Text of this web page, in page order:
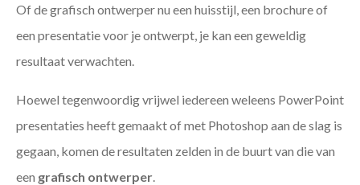
Of de grafisch ontwerper nu een huisstijl, een brochure of
een presentatie voor je ontwerpt, je kan een geweldig
resultaat verwachten.
Hoewel tegenwoordig vrijwel iedereen weleens PowerPoint
presentaties heeft gemaakt of met Photoshop aan de slag is
gegaan, komen de resultaten zelden in de buurt van die van
een grafisch ontwerper